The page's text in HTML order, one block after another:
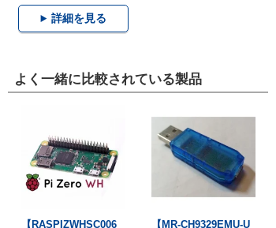
詳細を見る
よく一緒に比較されている製品
【RASPIZWHSC006 【MR-CH9329EMU-U